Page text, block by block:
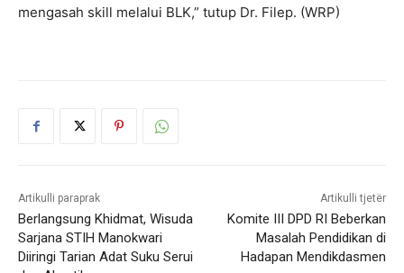
mengasah skill melalui BLK,” tutup Dr. Filep. (WRP)
Artikulli paraprak
Berlangsung Khidmat, Wisuda
Sarjana STIH Manokwari
Diiringi Tarian Adat Suku Serui
Artikulli tjetër
Komite III DPD RI Beberkan
Masalah Pendidikan di
Hadapan Mendikdasmen